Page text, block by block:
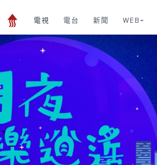
電視 電台 新聞 WEB+